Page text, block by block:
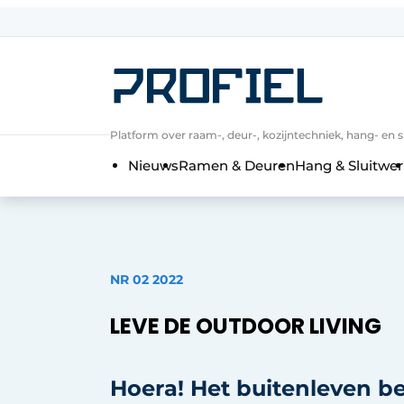
Algemene voorwaarden
Privacy / Cookie statement
Profiel | Platform over raam-,
Uitnodiging Rondetafelgesprek –
Platform over raam-, deur-, kozijntechniek, hang- en
NieuwsRamen & DeurenHang &
NR 02 2022
LEVE DE OUTDOOR LIVING
Hoera! Het buitenleven